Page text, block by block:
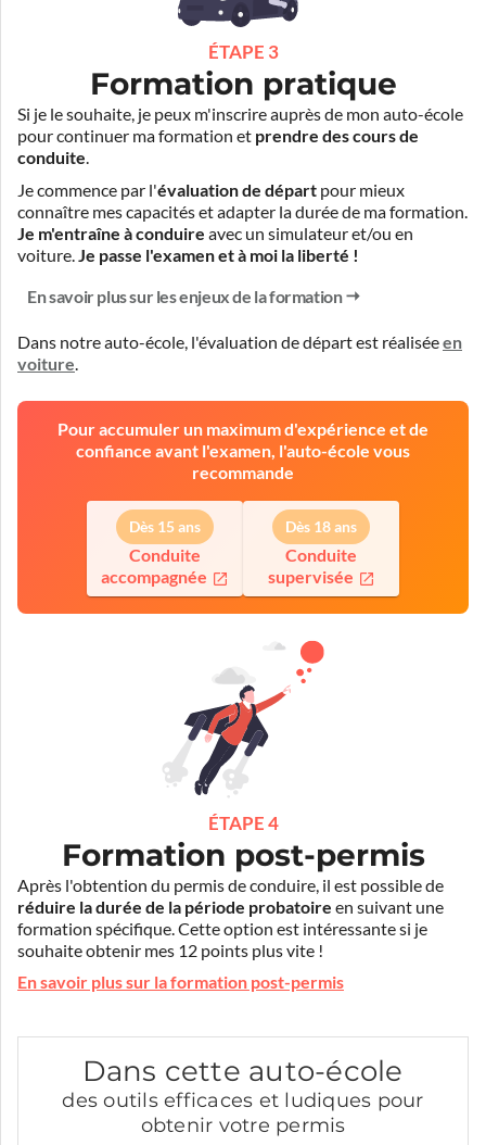
ÉTAPE 3
Formation pratique
Si je le souhaite, je peux m'inscrire auprès de mon auto-école
pour continuer ma formation et prendre des cours de
conduite.
Je commence par l'évaluation de départ pour mieux
connaître mes capacités et adapter la durée de ma formation.
Je m'entraîne à conduire avec un simulateur et/ou en
voiture.Je passe l'examen et à moi la liberté !
En savoir plus sur les enjeux de la formation
Dans notre auto-école, l'évaluation de départ est réaliséeen
voiture.
Pour accumuler un maximum d'expérience et de
confiance avant l'examen, l'auto-école vous
recommande
Dès 15 ans
Conduite
accompagnée
Dès 18 ans
Conduite
supervisée
ÉTAPE 4
Formation post-permis
Après l'obtention du permis de conduire, il est possible de
réduire la durée de la période probatoire en suivant une
formation spécifique. Cette option est intéressante si je
souhaite obtenir mes 12 points plus vite !
En savoir plus sur la formation post-permis
Dans cette auto-école
des outils efficaces et ludiques pour
obtenir votre permis